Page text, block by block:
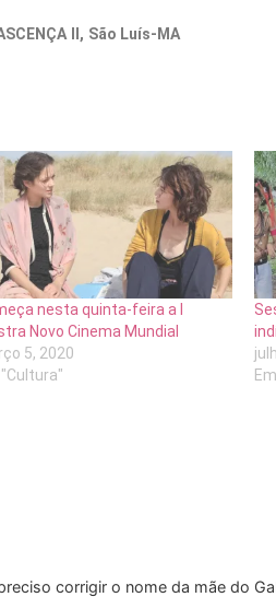
n, RENASCENÇA II, São
nesta quinta-feira a I
Novo Cinema Mundial
5, 2020
"Cultura"
corrigir o nome da mãe do